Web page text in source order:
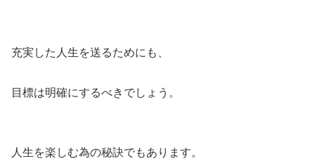
充実した人生を送るためにも、
目標は明確にするべきでしょう。
人生を楽しむ為の秘訣でもあります。